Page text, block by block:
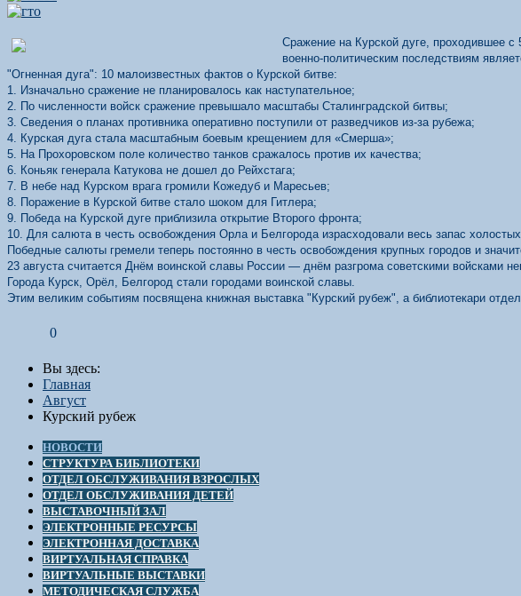
Сражение на Курской дуге, проходившее
военно-политическим последствиям
"Огненная дуга": 10 малоизвестных фактов о Курской битве:
1. Изначально сражение не планировалось как наступательное;
2. По численности войск сражение превышало масштабы Сталинградской битвы;
3. Сведения о планах противника оперативно поступили от разведчиков из-за рубежа;
4. Курская дуга стала масштабным боевым крещением для «Смерша»;
5. На Прохоровском поле количество танков сражалось против их качества;
6. Коньяк генерала Катукова не дошел до Рейхстага;
7. В небе над Курском врага громили Кожедуб и Маресьев;
8. Поражение в Курской битве стало шоком для Гитлера;
9. Победа на Курской дуге приблизила открытие Второго фронта;
10. Для салюта в честь освобождения Орла и Белгорода израсходовали весь запас
Победные салюты гремели теперь постоянно в честь освобождения крупных городов и
23 августа считается Днём воинской славы России — днём разгрома советскими войсками
Города Курск, Орёл, Белгород стали городами воинской славы.
Этим великим событиям посвящена книжная выставка "Курский рубеж", а библиотекари
0
Вы здесь:
Главная
Август
Курский рубеж
НОВОСТИ
СТРУКТУРА БИБЛИОТЕКИ
ОТДЕЛ ОБСЛУЖИВАНИЯ ВЗРОСЛЫХ
ОТДЕЛ ОБСЛУЖИВАНИЯ ДЕТЕЙ
ВЫСТАВОЧНЫЙ ЗАЛ
ЭЛЕКТРОННЫЕ РЕСУРСЫ
ЭЛЕКТРОННАЯ ДОСТАВКА
ВИРТУАЛЬНАЯ СПРАВКА
ВИРТУАЛЬНЫЕ ВЫСТАВКИ
МЕТОДИЧЕСКАЯ СЛУЖБА